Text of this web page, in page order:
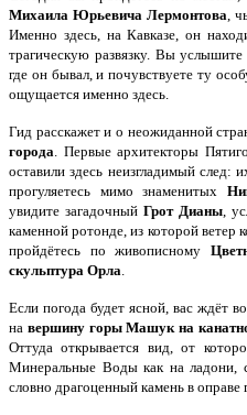
Михаила Юрьевича Лермонтова,
Именно здесь, на Кавказе, он
трагическую развязку. Вы
где он бывал, и почувствуете ту
ощущается именно здесь.
Гид расскажет и о неожиданной
города. Первые архитекторы
оставили здесь неизгладимый
прогуляетесь мимо знаменитых
увидите загадочный Грот Дианы,
каменной ротонде, из которой ветер
пройдётесь по живописному
скульптура Орла.
Если погода будет ясной, вас ждёт
на вершину горы Машук на
Оттуда открывается вид, от
Минеральные Воды как на ладони,
словно драгоценный камень в оправе